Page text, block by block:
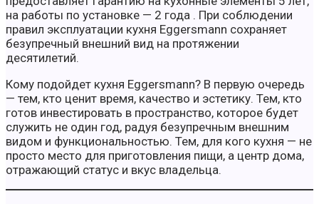
на работы по установке — 2 года . При соблюдении
правил эксплуатации кухня Eggersmann сохраняет
безупречный внешний вид на протяжении
десятилетий.
Кому подойдет кухня Eggersmann? В первую очередь
— тем, кто ценит время, качество и эстетику. Тем, кто
готов инвестировать в пространство, которое будет
служить не один год, радуя безупречным внешним
видом и функциональностью. Тем, для кого кухня — не
просто место для приготовления пищи, а центр дома,
отражающий статус и вкус владельца.